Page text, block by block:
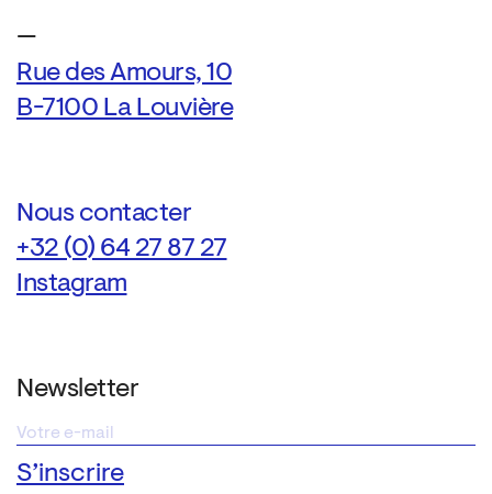
—
Rue des Amours, 10
B-7100 La Louvière
Nous contacter
+32 (0) 64 27 87 27
Instagram
Newsletter